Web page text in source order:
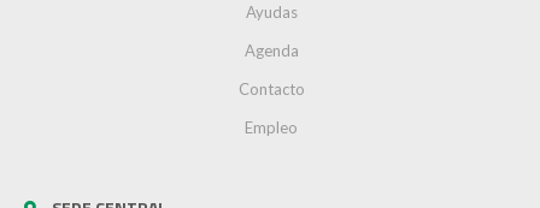
Ayudas
Agenda
Contacto
Empleo